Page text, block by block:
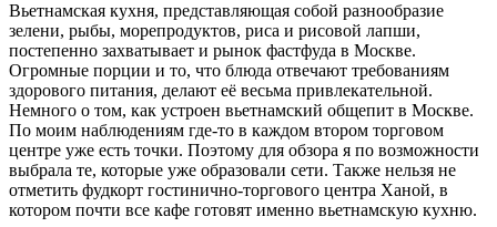
Вьетнамская кухня, представляющая собой разнообразие
зелени, рыбы, морепродуктов, риса и рисовой лапши,
постепенно захватывает и рынок фастфуда в Москве.
Огромные порции и то, что блюда отвечают требованиям
здорового питания, делают её весьма привлекательной.
Немного о том, как устроен вьетнамский общепит в Москве.
По моим наблюдениям где-то в каждом втором торговом
центре уже есть точки. Поэтому для обзора я по возможности
выбрала те, которые уже образовали сети. Также нельзя не
отметить фудкорт гостинично-торгового центра Ханой, в
котором почти все кафе готовят именно вьетнамскую кухню.